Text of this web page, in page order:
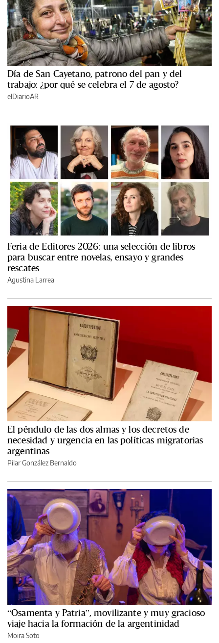
Día de San Cayetano, patrono del pan y del
trabajo: ¿por qué se celebra el 7 de agosto?
elDiarioAR
Feria de Editores 2026: una selección de libros
para buscar entre novelas, ensayo y grandes
rescates
Agustina Larrea
El péndulo de las dos almas y los decretos de
necesidad y urgencia en las políticas migratorias
argentinas
Pilar González Bernaldo
“Osamenta y Patria”, movilizante y muy gracioso
viaje hacia la formación de la argentinidad
Moira Soto